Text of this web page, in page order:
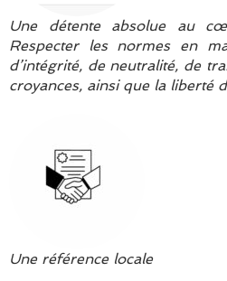
Une détente absolue au
Respecter les normes en
d’intégrité, de neutralité, de
croyances, ainsi que la liberté
Une référence locale